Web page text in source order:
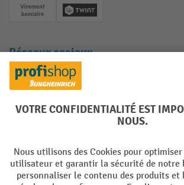
Paiement anticipé
Twint
Réseaux sociaux
Facebook
YouTube
LinkedInInstagram